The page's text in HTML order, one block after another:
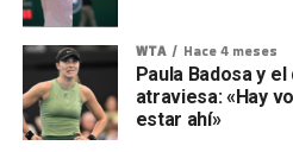
WTA Hace 4 meses
Paula Badosa y
atraviesa: «Hay
estar ahí»